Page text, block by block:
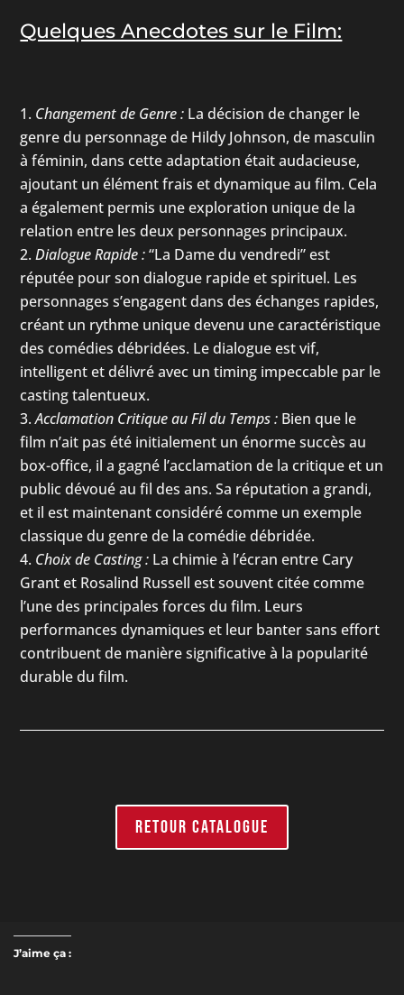
Quelques Anecdotes sur le Film:
Changement de Genre : La décision de changer le
genre du personnage de Hildy Johnson, de masculin
à féminin, dans cette adaptation était audacieuse,
ajoutant un élément frais et dynamique au film. Cela
a également permis une exploration unique de la
relation entre les deux personnages principaux.
Dialogue Rapide :“La Dame du vendredi” est
réputée pour son dialogue rapide et spirituel. Les
personnages s’engagent dans des échanges rapides,
créant un rythme unique devenu une caractéristique
des comédies débridées. Le dialogue est vif,
intelligent et délivré avec un timing impeccable par le
casting talentueux.
Acclamation Critique au Fil du Temps : Bien que le
film n’ait pas été initialement un énorme succès au
box-office, il a gagné l’acclamation de la critique et un
public dévoué au fil des ans. Sa réputation a grandi,
et il est maintenant considéré comme un exemple
classique du genre de la comédie débridée.
Choix de Casting : La chimie à l’écran entre Cary
Grant et Rosalind Russell est souvent citée comme
l’une des principales forces du film. Leurs
performances dynamiques et leur banter sans effort
contribuent de manière significative à la popularité
durable du film.
RETOUR CATALOGUE
J’aime ça :